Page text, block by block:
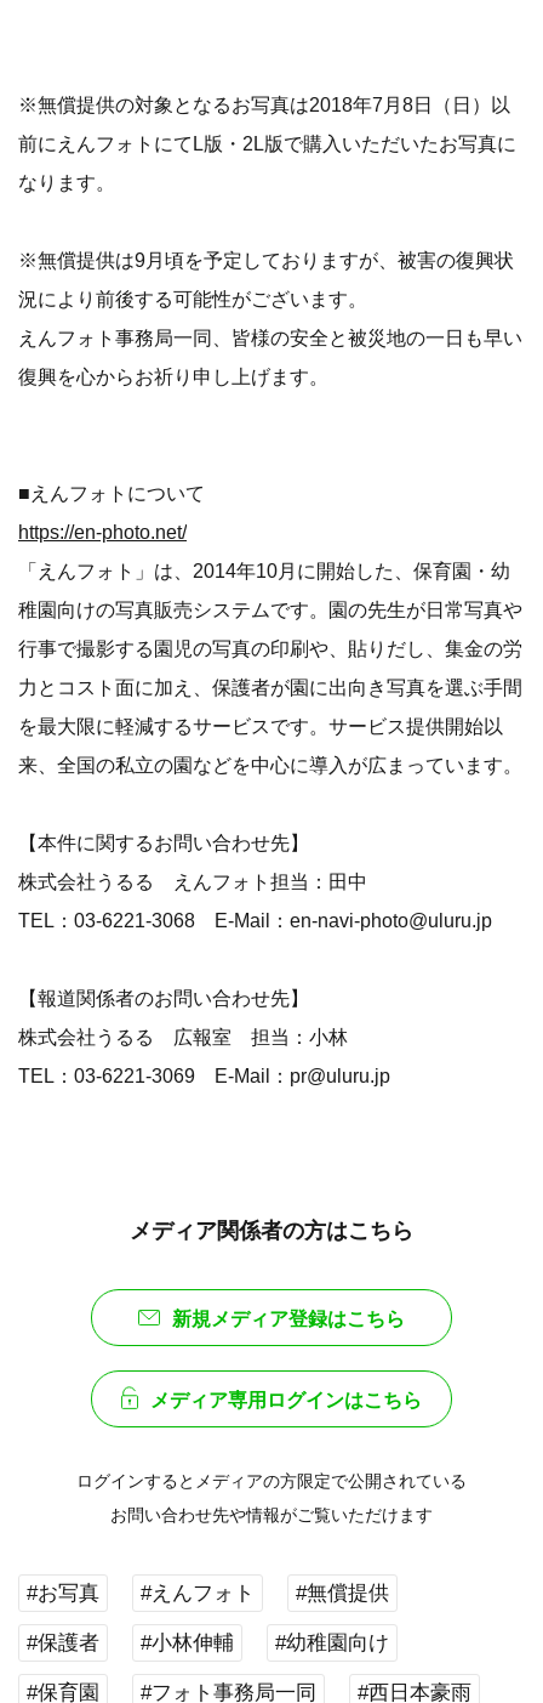
※無償提供の対象となるお写真は2018年7月8日（日）以
前にえんフォトにてL版・2L版で購入いただいたお写真に
なります。
※無償提供は9月頃を予定しておりますが、被害の復興状
況により前後する可能性がございます。
えんフォト事務局一同、皆様の安全と被災地の一日も早い
復興を心からお祈り申し上げます。
■えんフォトについて
https://en-photo.net/
「えんフォト」は、2014年10月に開始した、保育園・幼
稚園向けの写真販売システムです。園の先生が日常写真や
行事で撮影する園児の写真の印刷や、貼りだし、集金の労
力とコスト面に加え、保護者が園に出向き写真を選ぶ手間
を最大限に軽減するサービスです。サービス提供開始以
来、全国の私立の園などを中心に導入が広まっています。
【本件に関するお問い合わせ先】
株式会社うるる えんフォト担当：田中
TEL：03-6221-3068 E-Mail：en-navi-photo@uluru.jp
【報道関係者のお問い合わせ先】
株式会社うるる 広報室 担当：小林
TEL：03-6221-3069 E-Mail：pr@uluru.jp
メディア関係者の方はこちら
新規メディア登録はこちら
メディア専用ログインはこちら
ログインするとメディアの方限定で公開されている
お問い合わせ先や情報がご覧いただけます
#お写真 #えんフォト #無償提供
#保護者 #小林伸輔 #幼稚園向け
#保育園 #フォト事務局一同 #西日本豪雨